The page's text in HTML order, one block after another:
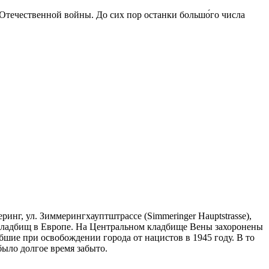
войны. До сих пор останки большо́го числа
ул. Зиммерингхауптштрассе (Simmeringer Hauptstrasse),
в Европе. На Центральном кладбище Вены захоронены
при освобождении города от нацистов в 1945 году. В то
долгое время забыто.